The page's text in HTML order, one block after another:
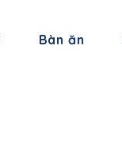
Bàn ăn